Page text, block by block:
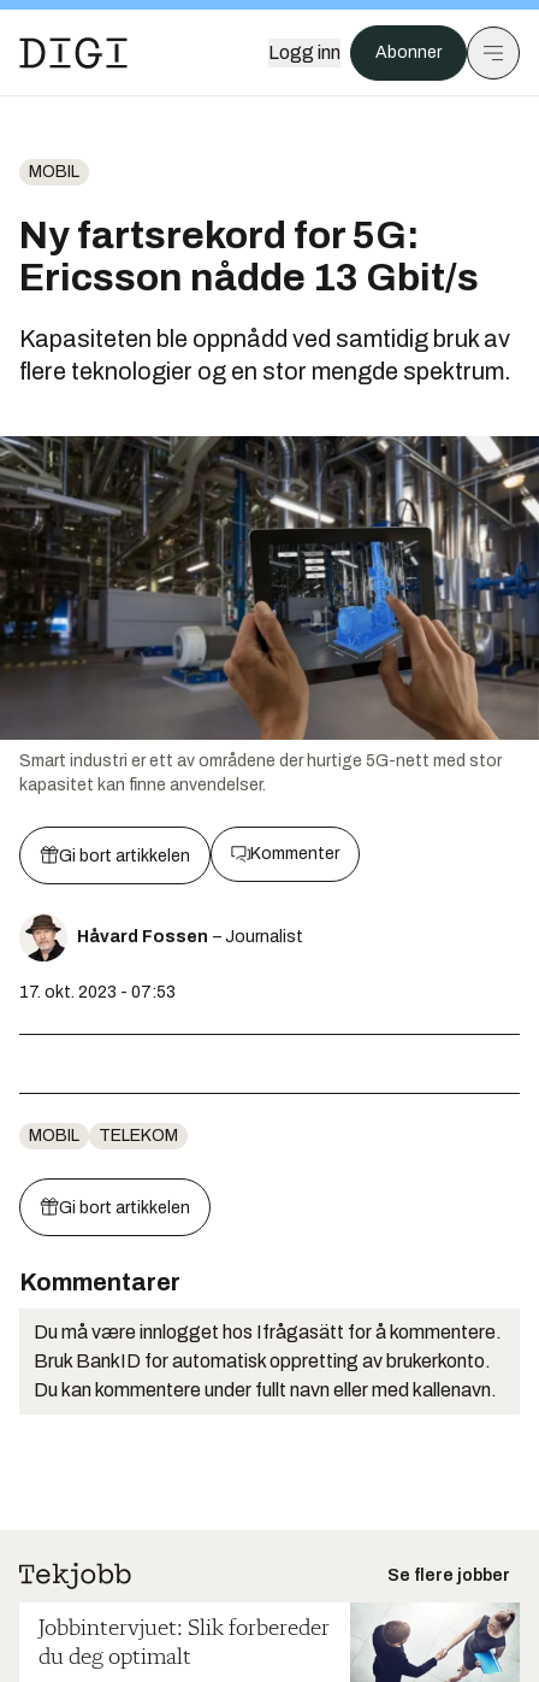
Logg inn Abonner
MOBIL
Ny fartsrekord for 5G:
Ericsson nådde 13 Gbit/s
Kapasiteten ble oppnådd ved samtidig bruk av
flere teknologier og en stor mengde spektrum.
Smart industri er ett av områdene der hurtige 5G-nett med stor
kapasitet kan finne anvendelser.
Gi bort artikkelen Kommenter
Håvard Fossen – Journalist
17. okt. 2023 - 07:53
MOBIL TELEKOM
Gi bort artikkelen
Kommentarer
Du må være innlogget hos Ifrågasätt for å kommentere.
Bruk BankID for automatisk oppretting av brukerkonto.
Du kan kommentere under fullt navn eller med kallenavn.
Se flere jobber
Jobbintervjuet: Slik forbereder
du deg optimalt